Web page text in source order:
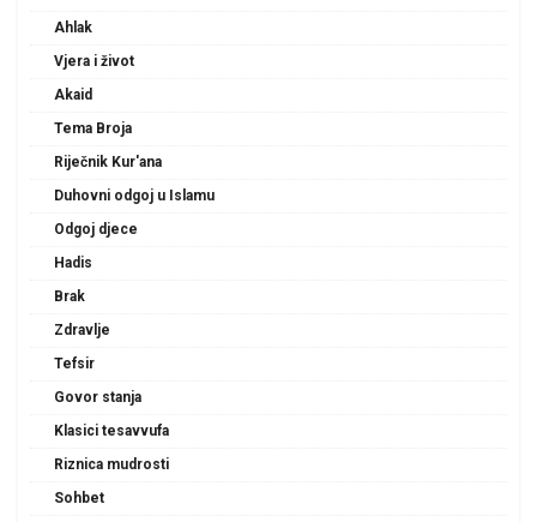
Ahlak
Vjera i život
Akaid
Tema Broja
Riječnik Kur'ana
Duhovni odgoj u Islamu
Odgoj djece
Hadis
Brak
Zdravlje
Tefsir
Govor stanja
Klasici tesavvufa
Riznica mudrosti
Sohbet